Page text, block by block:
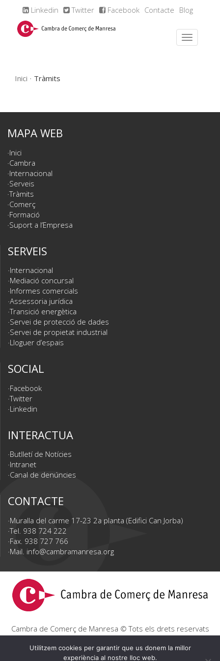
Linkedin Twitter Facebook Contacte Blog
Inici Tràmits
MAPA WEB
Inici
Cambra
Internacional
Serveis
Tràmits
Comerç
Formació
Suport a l’Empresa
SERVEIS
Internacional
Mediació concursal
Informes comercials
Assessoria jurídica
Transició energètica
Servei de protecció de dades
Servei de propietat industrial
Lloguer d’espais
SOCIAL
Facebook
Twitter
Linkedin
INTERACTUA
Butlletí de Notícies
Intranet
Canal de denúncies
CONTACTE
Muralla del carme 17-23 2a planta (Edifici Can Jorba)
Tel. 938 724 222
Fax. 938 727 766
Mail. info@cambramanresa.org
Cambra de Comerç de Manresa © Tots els drets reservats
Avís Legal Política de privacitat Política de cookies
Utilitzem cookies per garantir que us donem la millor
experiència al nostre lloc web.